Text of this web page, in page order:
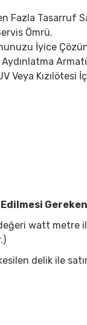
Fazla Tasarruf
Ömrü.
İyice
Veya Kızılötesi
watt metre
delik ile